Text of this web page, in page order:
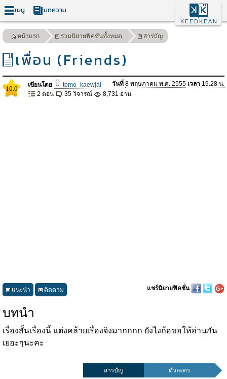
เมนู บทความ
KEEDKEAN
หน้าแรก รวมนิยายฟิคชั่นทั้งหมด สารบัญ
เพื่อน (Friends)
10.0 เขียนโดย tomo_kaewjai วันที่ 8 พฤษภาคม พ.ศ. 2555 เวลา 19.28 น.
2 ตอน
35 วิจารณ์ 8,731 อ่าน
แนะนำ ติดตาม แชร์นิยายฟิคชั่น
บทนำ
เรื่องสั้นเรื่องนี้ แต่งคล้ายเรื่องจิงมากกกก ยังไงก้อขอให้อ่านกัน
เยอะๆนะคะ
สารบัญ ตัวละคร